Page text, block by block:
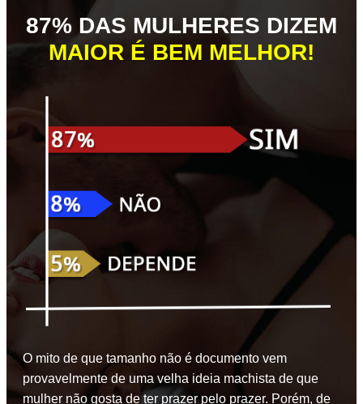
87% DAS MULHERES DIZEM
MAIOR É BEM MELHOR!
O mito de que tamanho não é documento vem
provavelmente de uma velha ideia machista de que
mulher não gosta de ter prazer pelo prazer. Porém, de